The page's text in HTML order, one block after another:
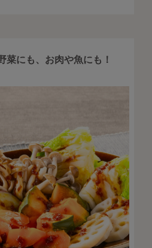
菜にも、お肉や魚にも！